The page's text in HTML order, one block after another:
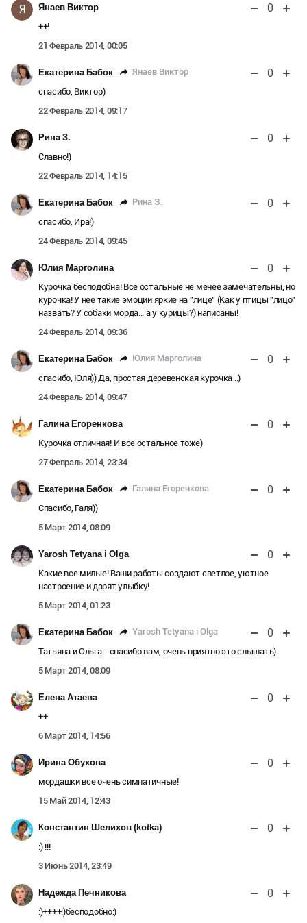
Я Янаев Виктор 0
++!
21 Февраль 2014, 00:05
Екатерина Бабок Янаев Виктор 0
спасибо, Виктор)
22 Февраль 2014, 09:17
Рина З. 0
Славно!)
22 Февраль 2014, 14:15
Екатерина Бабок Рина З. 0
спасибо, Ира!)
24 Февраль 2014, 09:45
Юлия Марголина 0
Курочка бесподобна! Все остальные не менее замечательны, но
курочка! У нее такие эмоции яркие на "лице" (Как у птицы "лицо"
назвать? У собаки морда... а у курицы?) написаны!
24 Февраль 2014, 09:36
Екатерина Бабок Юлия Марголина 0
спасибо, Юля)) Да, простая деревенская курочка ..)
24 Февраль 2014, 09:47
Галина Егоренкова 0
Курочка отличная! И все остальное тоже)
27 Февраль 2014, 23:34
Екатерина Бабок Галина Егоренкова 0
Спасибо, Галя))
5 Март 2014, 08:09
Yarosh Tetyana i Olga 0
Какие все милые! Ваши работы создают светлое, уютное
настроение и дарят улыбку!
5 Март 2014, 01:23
Екатерина Бабок Yarosh Tetyana i Olga 0
Татьяна и Ольга - спасибо вам, очень приятно это слышать)
5 Март 2014, 08:09
Елена Атаева 0
++
6 Март 2014, 14:56
Ирина Обухова 0
мордашки все очень симпатичные!
15 Май 2014, 12:43
Константин Шелихов (kotka) 0
:) !!!
3 Июнь 2014, 23:49
Надежда Печникова 0
:)++++:)бесподобно:)